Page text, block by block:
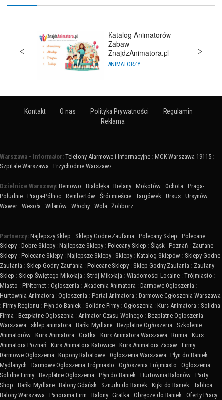
Bańki Mydlane
Warszawa
HURTOWNIE
Kontakt O nas Polityka Prywatności
Regulamin
Reklama
Warszawa - Informator: Telefony Alarmowe i Informacyjne : MCK Warszawa 19115 :
Szpitale Warszawa : Przychodnie Warszawa
Dzielnice Warszawy: Bemowo : Białołęka : Bielany : Mokotów : Ochota : Praga-
Południe : Praga-Północ : Rembertów : Śródmieście : Targówek : Ursus : Ursynów :
Wawer : Wesoła : Wilanów : Włochy : Wola : Żoliborz
Partnerzy: Najlepszy Sklep : Sklepy Godne Zaufania : Polecany Sklep : Polecane
Sklepy : Dobre Sklepy : Najlepsze Sklepy : Polecany Sklep : Śląsk : Poznań : Zaufane
Sklepy : Polecane Sklepy : Najlepsze Sklepy : Sklepy : Katalog Sklepów : Sklepy Godne
Zaufania : Sklep Godny Zaufania : Polecane Sklepy : Sklep Godny Zaufania : Zaufany
Sklep : Sklep Świętego Mikołaja : Strój Mikołaja : Wiadomości Lokalne : Trójmiasto :
Miasto : PINternet : Ogłoszenia : Akademia Animatora : Darmowe Ogłoszenia :
Hurtownia Animatora : Ogłoszenia : Portal Animatora : Darmowe Ogłoszenia Warszawa
: Firmy Regionu : Płyn do Baniek : Solidne Firmy : Ogłoszenia : Kurs Animatora : Solidna
Firma : Bezpłatne Ogłoszenia : Animator Czasu Wolnego : Bezpłatne Ogłoszenia
Warszawa : sklep animatora : Bańki Mydlane : Bezpłatne Ogłoszenia : Szkolenie
Animatorów : Kurs Animatora : Gratka : Kurs Animatora Warszawa : Rumia : Kurs
Animatora Poznań : Kurs Animatora Katowice : Kurs Animatora Zabaw : Firmy :
Darmowe Ogłoszenia : Kupony Rabatowe : Ogłoszenia Warszawa : Płyn do Baniek
Mydlanych : Darmowe Ogłoszenia Trójmiasto : Ogłoszenia Trójmiasto : Ogłoszenia :
Solidne Firmy : Bezpłatne Ogłoszenia : Płyn do Baniek : Hurtownia Balonów : Party
Shop : Bańki Mydlane : Balony Gdańsk : Sznurki do Baniek : Kijki do Baniek : Tablica :
Balony Warszawa : Panorama Firm : Balony : Gratka : Obręcze do Baniek : Oferty Pracy :